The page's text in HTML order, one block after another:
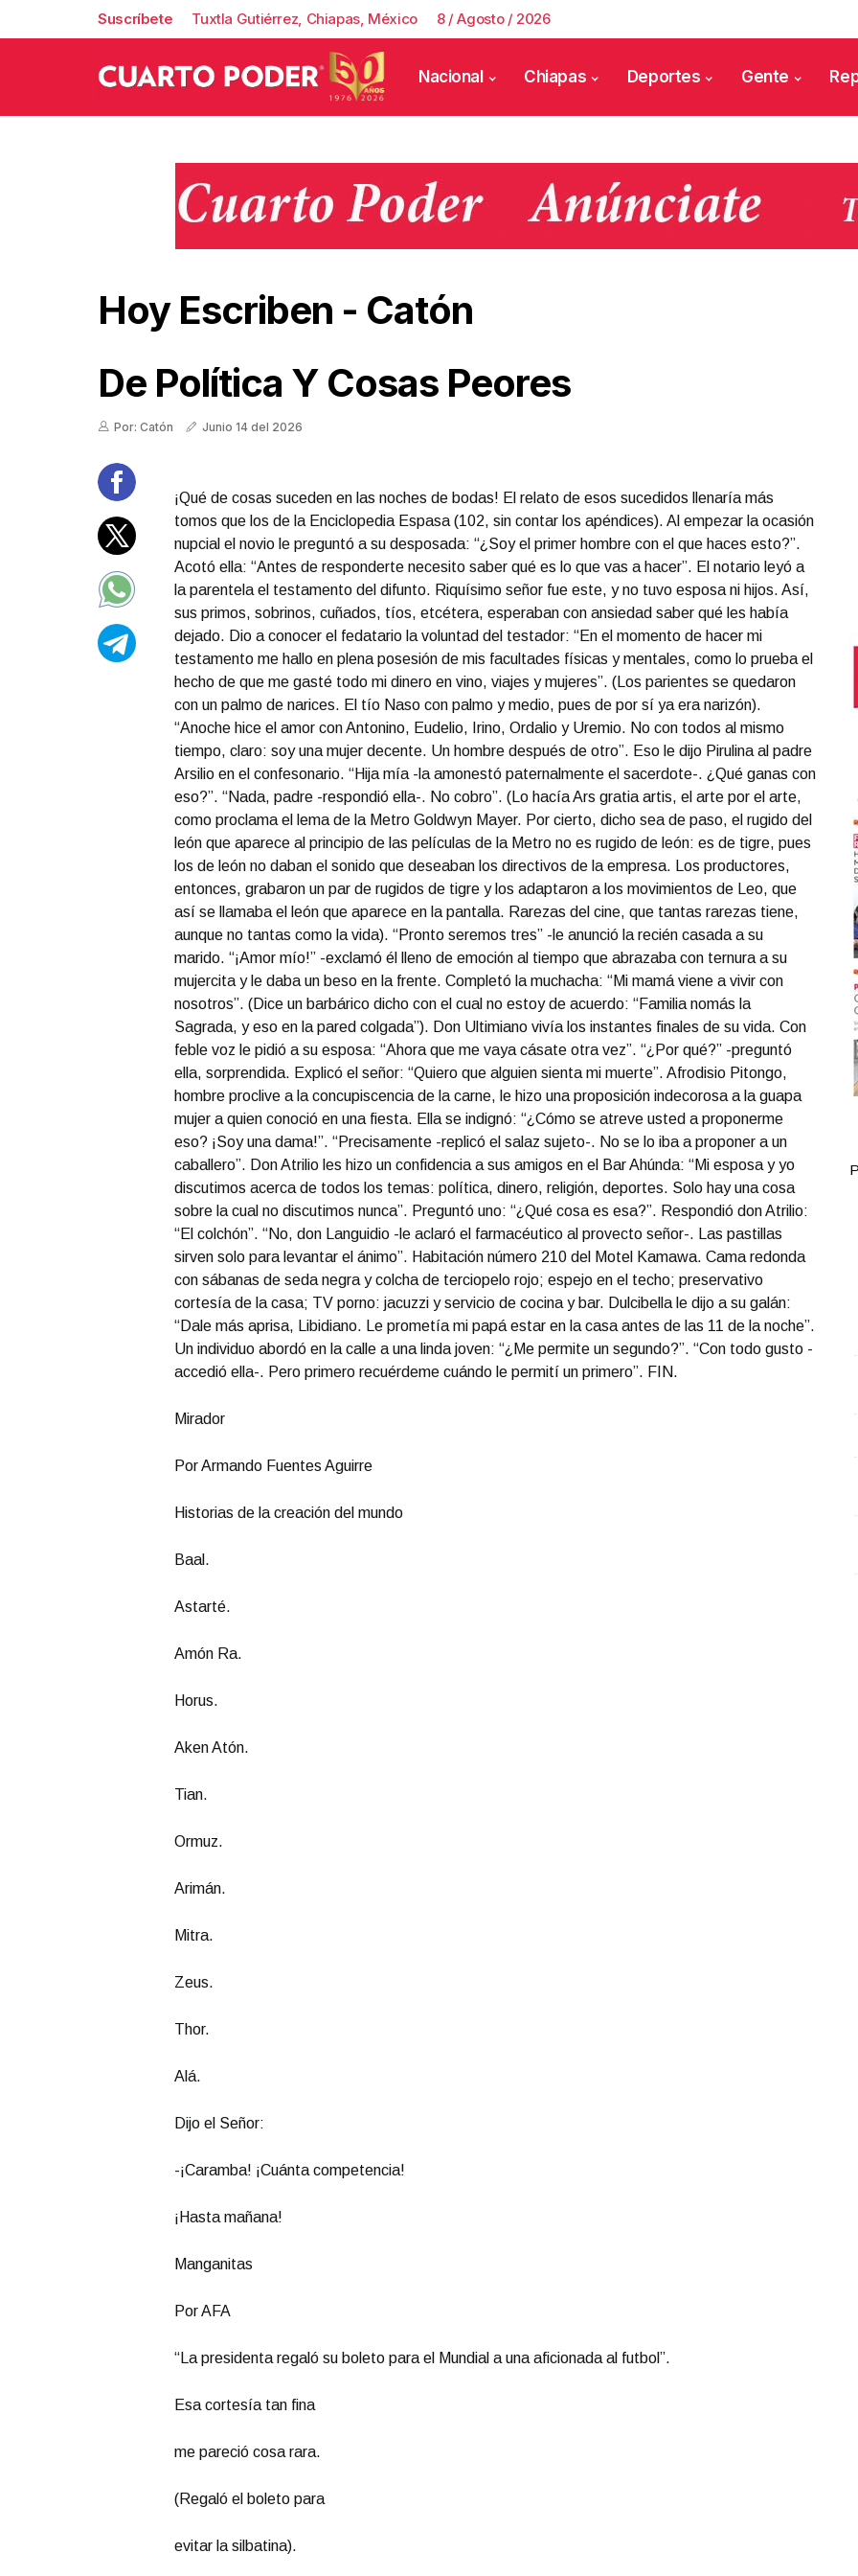
Suscríbete Tuxtla Gutiérrez, Chiapas, México 8 / Agosto / 2026
Nacional Chiapas Deportes Gente
Hoy Escriben - Catón
De Política Y Cosas Peores
Por: Catón Junio 14 del 2026
❮
¡Qué de cosas suceden en las noches de bodas! El relato de esos sucedidos llenaría más
tomos que los de la Enciclopedia Espasa (102, sin contar los apéndices). Al empezar la ocasión
nupcial el novio le preguntó a su desposada: “¿Soy el primer hombre con el que haces esto?”.
Acotó ella: “Antes de responderte necesito saber qué es lo que vas a hacer”. El notario leyó a
la parentela el testamento del difunto. Riquísimo señor fue este, y no tuvo esposa ni hijos. Así,
sus primos, sobrinos, cuñados, tíos, etcétera, esperaban con ansiedad saber qué les había
dejado. Dio a conocer el fedatario la voluntad del testador: “En el momento de hacer mi
testamento me hallo en plena posesión de mis facultades físicas y mentales, como lo prueba el
hecho de que me gasté todo mi dinero en vino, viajes y mujeres”. (Los parientes se quedaron
con un palmo de narices. El tío Naso con palmo y medio, pues de por sí ya era narizón).
“Anoche hice el amor con Antonino, Eudelio, Irino, Ordalio y Uremio. No con todos al mismo
tiempo, claro: soy una mujer decente. Un hombre después de otro”. Eso le dijo Pirulina al padre
Arsilio en el confesonario. “Hija mía -la amonestó paternalmente el sacerdote-. ¿Qué ganas con
eso?”. “Nada, padre -respondió ella-. No cobro”. (Lo hacía Ars gratia artis, el arte por el arte,
como proclama el lema de la Metro Goldwyn Mayer. Por cierto, dicho sea de paso, el rugido del
león que aparece al principio de las películas de la Metro no es rugido de león: es de tigre, pues
los de león no daban el sonido que deseaban los directivos de la empresa. Los productores,
entonces, grabaron un par de rugidos de tigre y los adaptaron a los movimientos de Leo, que
así se llamaba el león que aparece en la pantalla. Rarezas del cine, que tantas rarezas tiene,
aunque no tantas como la vida). “Pronto seremos tres” -le anunció la recién casada a su
marido. “¡Amor mío!” -exclamó él lleno de emoción al tiempo que abrazaba con ternura a su
mujercita y le daba un beso en la frente. Completó la muchacha: “Mi mamá viene a vivir con
nosotros”. (Dice un barbárico dicho con el cual no estoy de acuerdo: “Familia nomás la
Sagrada, y eso en la pared colgada”). Don Ultimiano vivía los instantes finales de su vida. Con
feble voz le pidió a su esposa: “Ahora que me vaya cásate otra vez”. “¿Por qué?” -preguntó
ella, sorprendida. Explicó el señor: “Quiero que alguien sienta mi muerte”. Afrodisio Pitongo,
hombre proclive a la concupiscencia de la carne, le hizo una proposición indecorosa a la guapa
mujer a quien conoció en una fiesta. Ella se indignó: “¿Cómo se atreve usted a proponerme
eso? ¡Soy una dama!”. “Precisamente -replicó el salaz sujeto-. No se lo iba a proponer a un
caballero”. Don Atrilio les hizo un confidencia a sus amigos en el Bar Ahúnda: “Mi esposa y yo
discutimos acerca de todos los temas: política, dinero, religión, deportes. Solo hay una cosa
sobre la cual no discutimos nunca”. Preguntó uno: “¿Qué cosa es esa?”. Respondió don Atrilio:
“El colchón”. “No, don Languidio -le aclaró el farmacéutico al provecto señor-. Las pastillas
sirven solo para levantar el ánimo”. Habitación número 210 del Motel Kamawa. Cama redonda
con sábanas de seda negra y colcha de terciopelo rojo; espejo en el techo; preservativo
cortesía de la casa; TV porno: jacuzzi y servicio de cocina y bar. Dulcibella le dijo a su galán:
“Dale más aprisa, Libidiano. Le prometía mi papá estar en la casa antes de las 11 de la noche”.
Un individuo abordó en la calle a una linda joven: “¿Me permite un segundo?”. “Con todo gusto -
accedió ella-. Pero primero recuérdeme cuándo le permití un primero”. FIN.
Mirador
Por Armando Fuentes Aguirre
Historias de la creación del mundo
Baal.
Astarté.
Amón Ra.
Horus.
Aken Atón.
Tian.
Ormuz.
Arimán.
Mitra.
Zeus.
Thor.
Alá.
Dijo el Señor:
-¡Caramba! ¡Cuánta competencia!
¡Hasta mañana!
Manganitas
Por AFA
“La presidenta regaló su boleto para el Mundial a una aficionada al futbol”.
Esa cortesía tan fina
me pareció cosa rara.
(Regaló el boleto para
evitar la silbatina).
Portada Junio 11